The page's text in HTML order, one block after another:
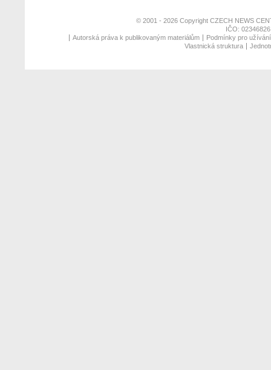
© 2001 - 2026 Copyright CZECH NEWS
IČO:
Autorská práva k publikovaným materiálům
Podmínky pro
Vlastnická struktura